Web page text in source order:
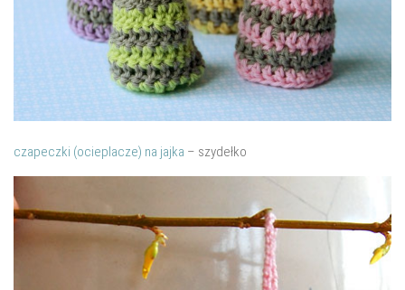
czapeczki (ocieplacze) na jajka – szydełko